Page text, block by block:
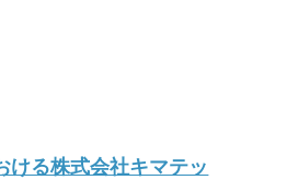
ける株式会社キマテッ